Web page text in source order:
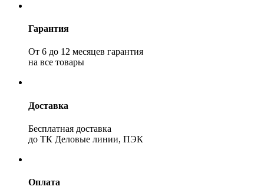
Гарантия
От 6 до 12 месяцев гарантия
на все товары
Доставка
Бесплатная доставка
до ТК Деловые линии, ПЭК
Оплата